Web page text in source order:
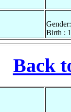
Birth :
Back